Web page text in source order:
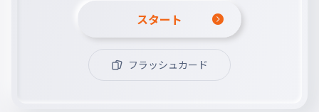
スタート
フラッシュカード